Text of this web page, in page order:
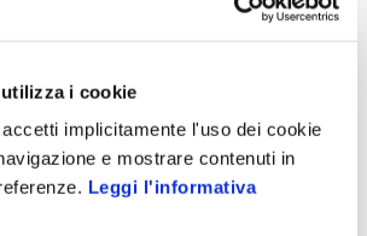
i cookie
implicitamente l'uso dei cookie
e mostrare contenuti in
Leggi l'informativa
provenienti dalle funzioni di check-in e
loro tempo di utilizzo, fornendo
per supportare le successive
degli spazi in azienda.
sulla gestione digitale degli spazi di